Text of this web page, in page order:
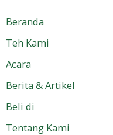
Beranda
Teh Kami
Acara
Berita & Artikel
Beli di
Tentang Kami